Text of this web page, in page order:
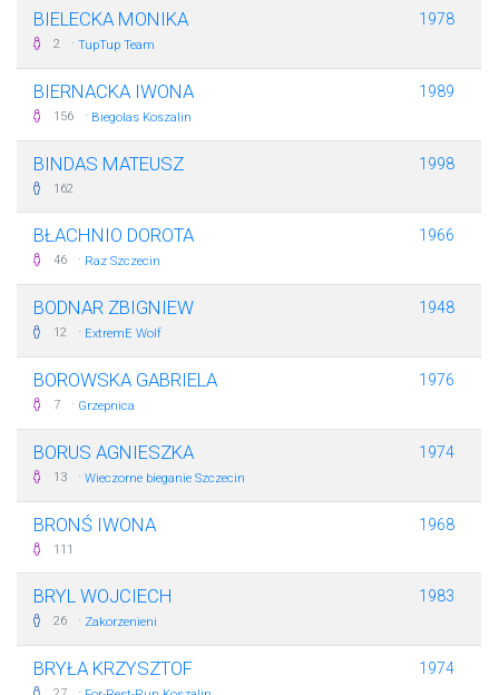
BIELECKA MONIKA
2 · TupTup Team
1978
BIERNACKA IWONA
156 · Biegolas Koszalin
1989
BINDAS MATEUSZ
162
1998
BŁACHNIO DOROTA
46 · Raz Szczecin
1966
BODNAR ZBIGNIEW
12 · ExtremE Wolf
1948
BOROWSKA GABRIELA
7 · Grzepnica
1976
BORUS AGNIESZKA
13 · Wieczorne bieganie Szczecin
1974
BRONŚ IWONA
111
1968
BRYL WOJCIECH
26 · Zakorzenieni
1983
BRYŁA KRZYSZTOF 1974